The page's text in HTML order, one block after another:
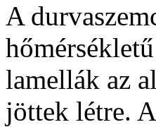
A
lamellák az
jöttek létre.